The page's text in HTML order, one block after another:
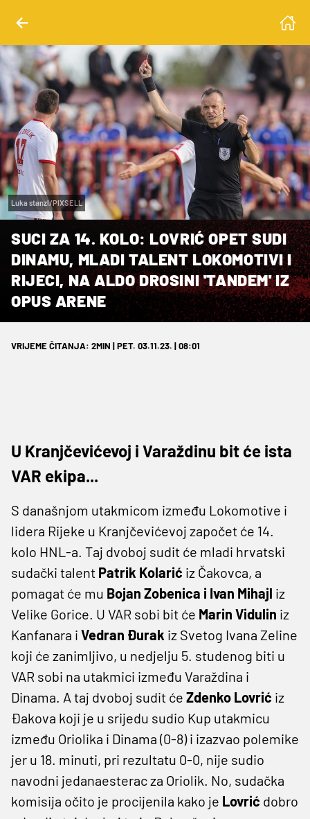
Luka stanzl/PIXSELL
SUCI ZA 14. KOLO: LOVRIĆ OPET SUDI
DINAMU, MLADI TALENT LOKOMOTIVI I
RIJECI, NA ALDO DROSINI 'TANDEM' IZ
OPUS ARENE
VRIJEME ČITANJA: 2MIN | PET. 03.11.23. | 08:01
U Kranjčevićevoj i Varaždinu bit će ista
VAR ekipa...
S današnjom utakmicom između Lokomotive i
lidera Rijeke u Kranjčevićevoj započet će 14.
kolo HNL-a. Taj dvoboj sudit će mladi hrvatski
sudački talent Patrik Kolarić iz Čakovca, a
pomagat će mu Bojan Zobenica i Ivan Mihajl iz
Velike Gorice. U VAR sobi bit će Marin Vidulin iz
Kanfanara i Vedran Đurak iz Svetog Ivana Zeline
koji će zanimljivo, u nedjelju 5. studenog biti u
VAR sobi na utakmici između Varaždina i
Dinama. A taj dvoboj sudit će Zdenko Lovrić iz
Đakova koji je u srijedu sudio Kup utakmicu
između Oriolika i Dinama (0-8) i izazvao polemike
jer u 18. minuti, pri rezultatu 0-0, nije sudio
navodni jedanaesterac za Oriolik. No, sudačka
komisija očito je procijenila kako je Lovrić dobro